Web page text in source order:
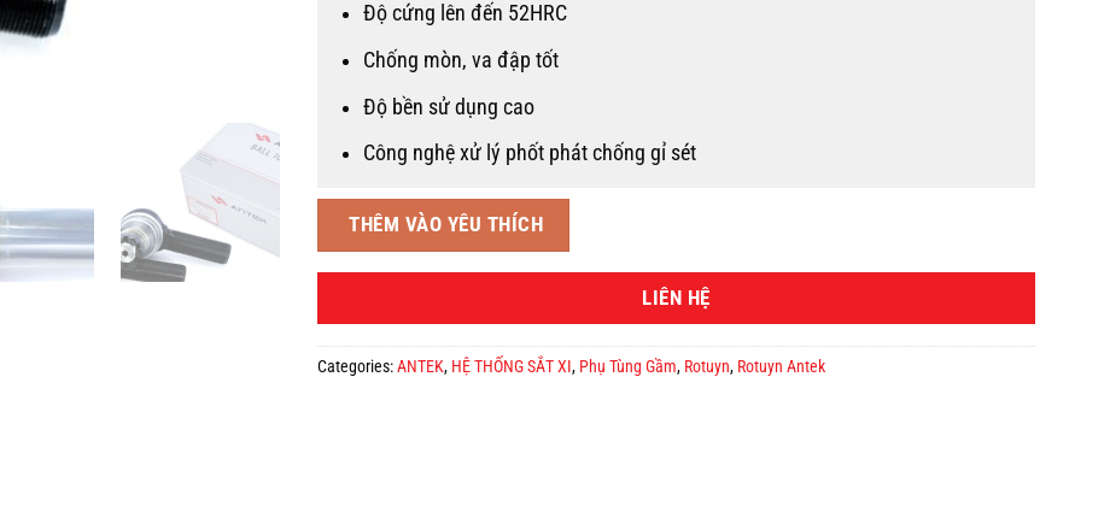
Độ cứng lên đến 52HRC
Chống mòn, va đập tốt
Độ bền sử dụng cao
Công nghệ xử lý phốt phát chống gỉ sét
THÊM VÀO YÊU THÍCH
LIÊN HỆ
Categories:ANTEK, HỆ THỐNG SẮT XI, Phụ Tùng Gầm, Rotuyn, Rotuyn Antek